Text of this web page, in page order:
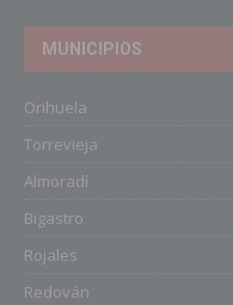
MUNICIPIOS
Orihuela
Torrevieja
Almoradí
Bigastro
Rojales
Redován